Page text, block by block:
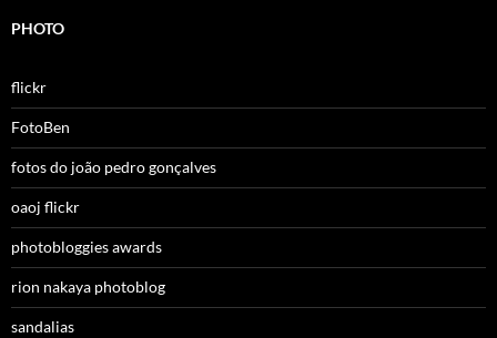
PHOTO
flickr
FotoBen
fotos do joão pedro gonçalves
oaoj flickr
photobloggies awards
rion nakaya photoblog
sandalias